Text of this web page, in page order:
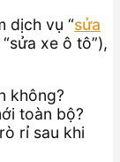
dịch vụ “sửa
xe ô tô”),
không?
toàn bộ?
rỉ sau khi